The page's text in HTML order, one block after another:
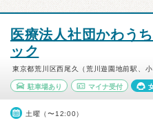
医療法人社団かわう
ック
東京都荒川区西尾久（荒川遊園地前駅、小
駐車場あり マイナ受付
土曜（〜12:00）